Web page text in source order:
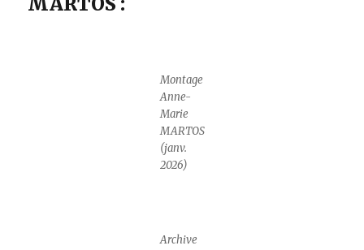
Montage
Anne-
Marie
MARTOS
(janv.
2026)
Archive